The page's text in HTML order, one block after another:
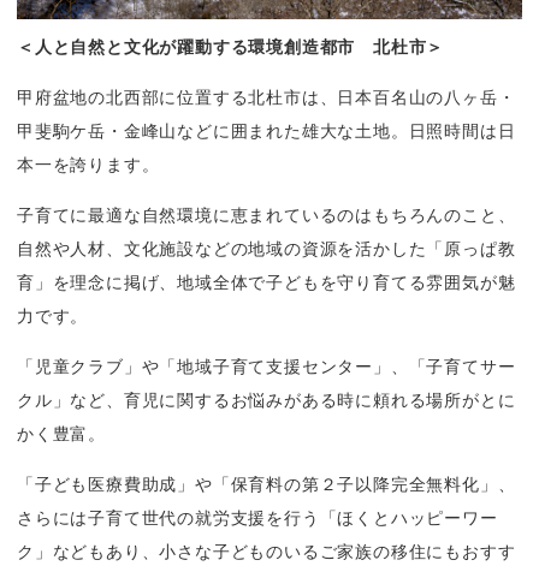
＜人と自然と文化が躍動する環境創造都市　北杜市＞
甲府盆地の北西部に位置する北杜市は、日本百名山の八ヶ岳・
甲斐駒ケ岳・金峰山などに囲まれた雄大な土地。日照時間は日
本一を誇ります。
子育てに最適な自然環境に恵まれているのはもちろんのこと、
自然や人材、文化施設などの地域の資源を活かした「原っぱ教
育」を理念に掲げ、地域全体で子どもを守り育てる雰囲気が魅
力です。
「児童クラブ」や「地域子育て支援センター」、「子育てサー
クル」など、育児に関するお悩みがある時に頼れる場所がとに
かく豊富。
「子ども医療費助成」や「保育料の第２子以降完全無料化」、
さらには子育て世代の就労支援を行う「ほくとハッピーワー
ク」などもあり、小さな子どものいるご家族の移住にもおすす